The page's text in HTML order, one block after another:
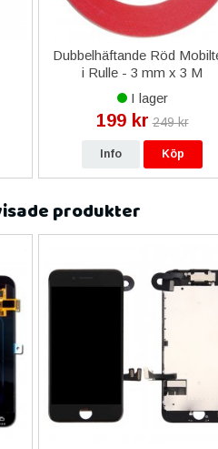
Dubbelhäftande Röd
i Rulle - 3 mm x 3 M
I lager
199 kr 249 kr
Info Köp
produkter